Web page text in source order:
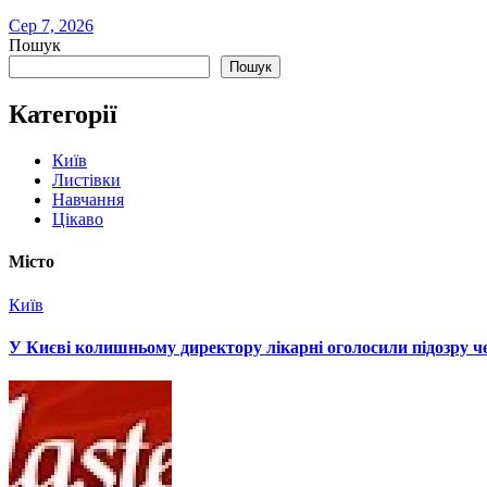
Сер 7, 2026
Пошук
Пошук
Категорії
Київ
Листівки
Навчання
Цікаво
Місто
Київ
У Києві колишньому директору лікарні оголосили підозру